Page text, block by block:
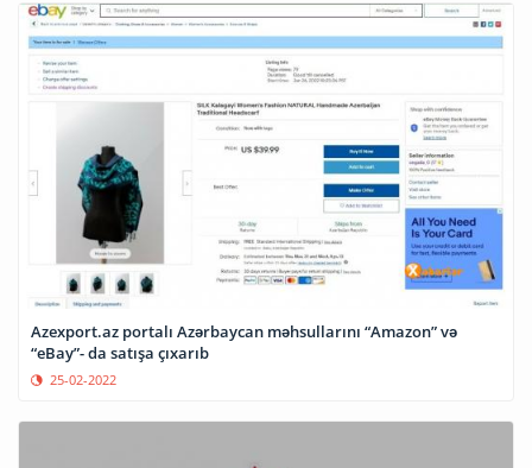
Azexport.az portalı Azərbaycan məhsullarını “Amazon” və
“eBay”- da satışa çıxarıb
25-02-2022